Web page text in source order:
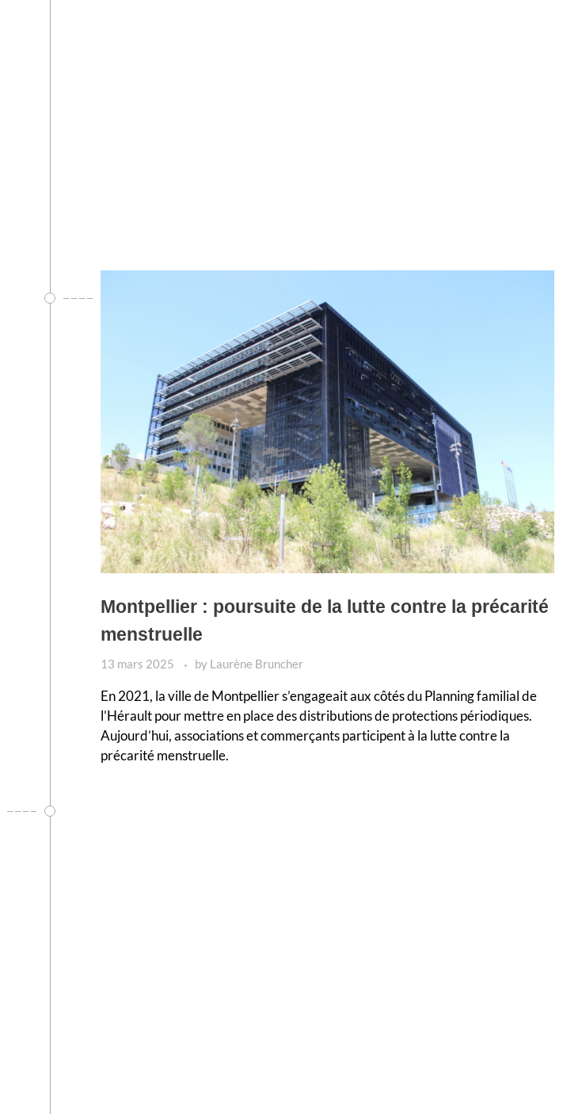
Montpellier : poursuite de la lutte contre la précarité
menstruelle
13 mars 2025 by Laurène Bruncher
En 2021, la ville de Montpellier s’engageait aux côtés du Planning familial de
l’Hérault pour mettre en place des distributions de protections périodiques.
Aujourd’hui, associations et commerçants participent à la lutte contre la
précarité menstruelle.